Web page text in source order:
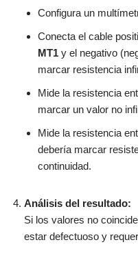
Configura un
Conecta el cable
MT1 y el negativo
marcar resistencia
Mide la resistencia
marcar un valor no
Mide la resistencia
debería marcar
continuidad.
Análisis del resultado:
Si los valores no
estar defectuoso y